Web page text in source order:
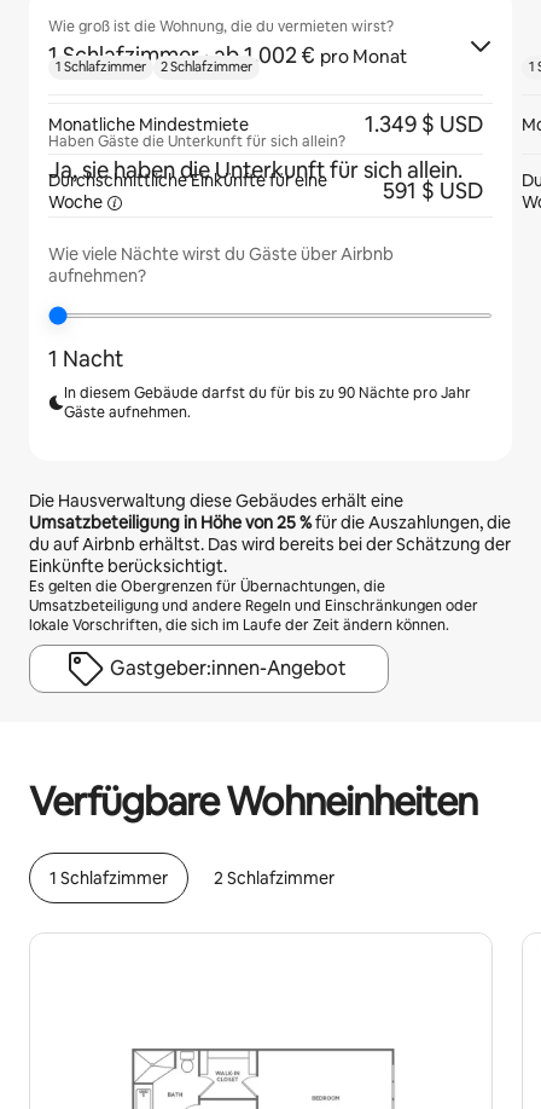
Wie groß ist die Wohnung, die du vermieten wirst?
1 Schlafzimmer · ab 1.002 € pro Monat
Haben Gäste die Unterkunft für sich allein?
Ja, sie haben die Unterkunft für sich allein.
Wie viele Nächte wirst du Gäste über Airbnb
aufnehmen?
1 Nacht
In diesem Gebäude darfst du für bis zu 90 Nächte pro Jahr
Gäste aufnehmen.
Die Hausverwaltung diese Gebäudes erhält eine
Umsatzbeteiligung in Höhe von25 %für die Auszahlungen, die
du auf Airbnb erhältst. Das wird bereits bei der Schätzung der
Einkünfte berücksichtigt.
Es gelten die Obergrenzen für Übernachtungen, die
Umsatzbeteiligung und andere Regeln und Einschränkungen oder
lokale Vorschriften, die sich im Laufe der Zeit ändern können.
Gastgeber:innen-Angebot
Verfügbare Wohneinheiten
1 Schlafzimmer 2 Schlafzimmer
1 Schlafzimmer 2 Schlafzimmer
Monatliche Mindestmiete 1.349 $ USD
Durchschnittliche Einkünfte für eine
Woche
591 $ USD
1